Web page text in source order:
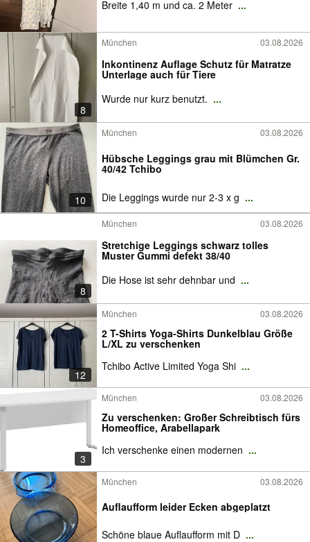
Breite 1,40 m und ca. 2 Meter ...
8
München 03.08.2026
Inkontinenz Auflage Schutz für Matratze
Unterlage auch für Tiere
Wurde nur kurz benutzt. ...
10
München 03.08.2026
Hübsche Leggings grau mit Blümchen Gr.
40/42 Tchibo
Die Leggings wurde nur 2-3 x g ...
8
München 03.08.2026
Stretchige Leggings schwarz tolles
Muster Gummi defekt 38/40
Die Hose ist sehr dehnbar und ...
12
München 03.08.2026
2 T-Shirts Yoga-Shirts Dunkelblau Größe
L/XL zu verschenken
Tchibo Active Limited Yoga Shi ...
3
München 03.08.2026
Zu verschenken: Großer Schreibtisch fürs
Homeoffice, Arabellapark
Ich verschenke einen modernen ...
München 03.08.2026
Auflaufform leider Ecken abgeplatzt
Schöne blaue Auflaufform mit D ...